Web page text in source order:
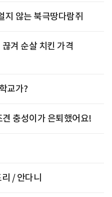
지 않는 북극땅다람쥐
겨 순살 치킨 가격
교가?
충성이가 은퇴했어요!
/ 안다니